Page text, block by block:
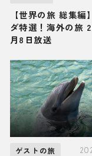
【世界の旅 総集編
ダ特選！海外の旅 2026年8
月8日放送
ゲストの旅